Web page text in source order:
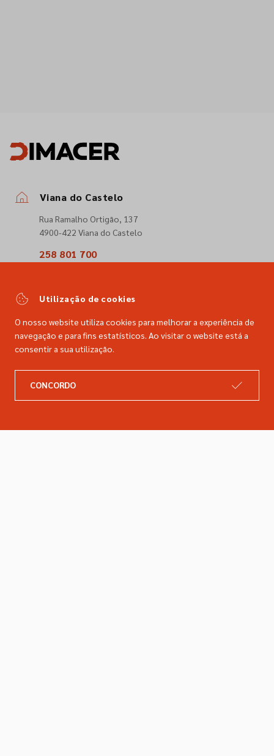
Viana do Castelo
Rua Ramalho Ortigão, 137
4900-422 Viana do Castelo
258 801 700
comercial@dimacer.com
Catálogo
Utilização de cookies
O nosso website utiliza cookies para melhorar a experiência de
navegação e para fins estatísticos. Ao visitar o website está a
consentir a sua utilização.
CONCORDO